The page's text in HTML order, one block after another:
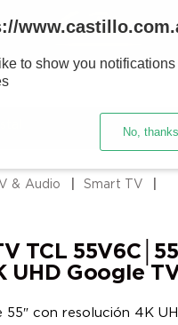
& Audio Smart TV
TCL
UHD Google
55″ con resolución 4K
to show you
No, thanks